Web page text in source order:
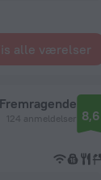
alle værelser
Fremragende
124 anmeldelser 8,6